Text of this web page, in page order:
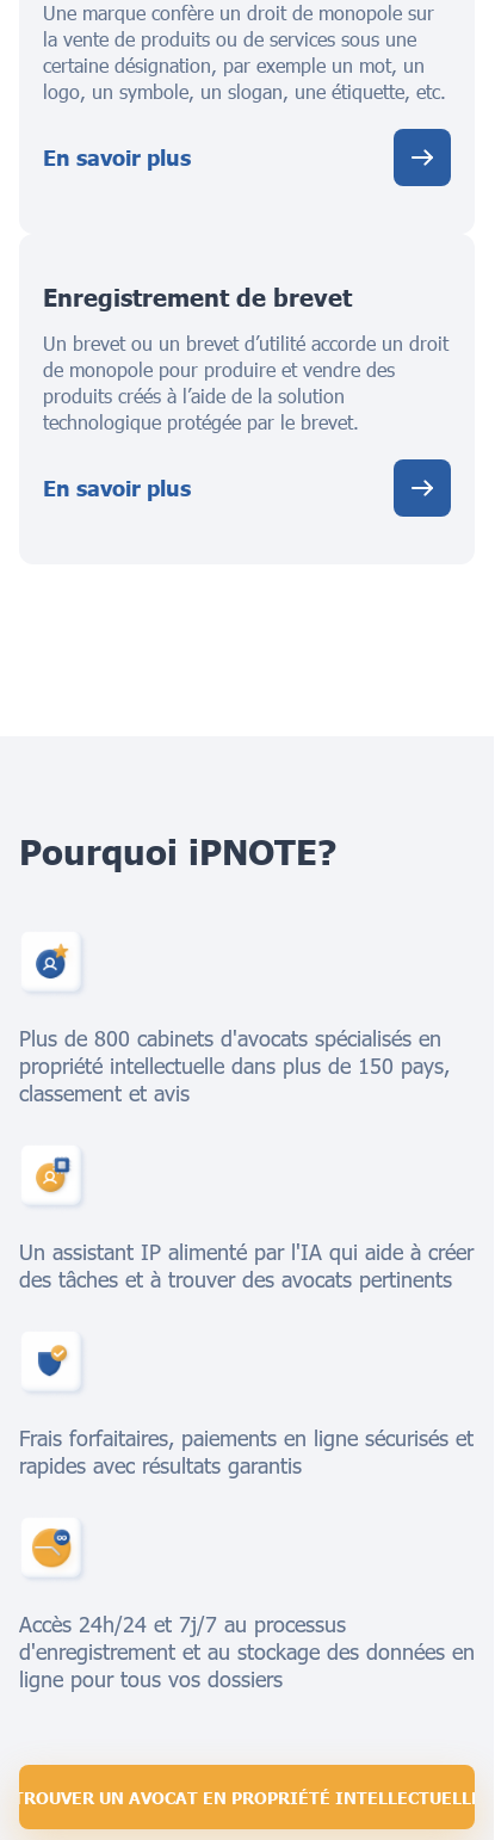
Une marque confère un droit de monopole sur
la vente de produits ou de services sous une
certaine désignation, par exemple un mot, un
logo, un symbole, un slogan, une étiquette, etc.
En savoir plus
Enregistrement de brevet
Un brevet ou un brevet d’utilité accorde un droit
de monopole pour produire et vendre des
produits créés à l’aide de la solution
technologique protégée par le brevet.
En savoir plus
Pourquoi iPNOTE?
Plus de 800 cabinets d'avocats spécialisés en
propriété intellectuelle dans plus de 150 pays,
classement et avis
Un assistant IP alimenté par l'IA qui aide à créer
des tâches et à trouver des avocats pertinents
Frais forfaitaires, paiements en ligne sécurisés et
rapides avec résultats garantis
Accès 24h/24 et 7j/7 au processus
d'enregistrement et au stockage des données en
ligne pour tous vos dossiers
TROUVER UN AVOCAT EN PROPRIÉTÉ INTELLECTUELLE